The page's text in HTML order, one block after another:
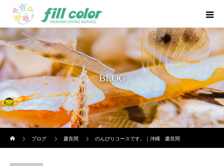
BLOG
ブログ
慶良間 のんびりコースです。｜沖縄 慶良間